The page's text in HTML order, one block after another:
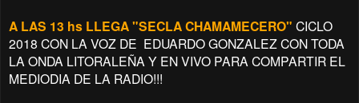
A LAS 13 hs LLEGA "SECLA CHAMAMECERO" CICLO
2018 CON LA VOZ DE EDUARDO GONZALEZ CON TODA
LA ONDA LITORALEÑA Y EN VIVO PARA COMPARTIR EL
MEDIODIA DE LA RADIO!!!